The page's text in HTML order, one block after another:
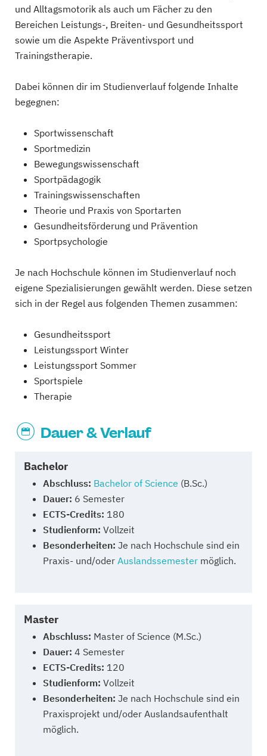
und Alltagsmotorik als auch um Fächer zu den
Bereichen Leistungs-, Breiten- und Gesundheitssport
sowie um die Aspekte Präventivsport und
Trainingstherapie.
Dabei können dir im Studienverlauf folgende Inhalte
begegnen:
Sportwissenschaft
Sportmedizin
Bewegungswissenschaft
Sportpädagogik
Trainingswissenschaften
Theorie und Praxis von Sportarten
Gesundheitsförderung und Prävention
Sportpsychologie
Je nach Hochschule können im Studienverlauf noch
eigene Spezialisierungen gewählt werden. Diese setzen
sich in der Regel aus folgenden Themen zusammen:
Gesundheitssport
Leistungssport Winter
Leistungssport Sommer
Sportspiele
Therapie
Dauer & Verlauf
Bachelor
Abschluss: Bachelor of Science (B.Sc.)
Dauer: 6 Semester
ECTS-Credits: 180
Studienform: Vollzeit
Besonderheiten: Je nach Hochschule sind ein
Praxis- und/oder Auslandssemester möglich.
Master
Abschluss: Master of Science (M.Sc.)
Dauer: 4 Semester
ECTS-Credits: 120
Studienform: Vollzeit
Besonderheiten: Je nach Hochschule sind ein
Praxisprojekt und/oder Auslandsaufenthalt
möglich.